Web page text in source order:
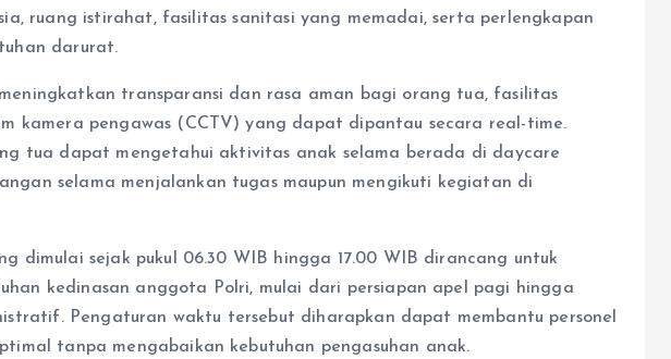
ruang istirahat, fasilitas sanitasi yang memadai, serta perlengkapan
darurat.
transparansi dan rasa aman bagi orang tua, fasilitas
kamera pengawas (CCTV) yang dapat dipantau secara real-time.
tua dapat mengetahui aktivitas anak selama berada di daycare
selama menjalankan tugas maupun mengikuti kegiatan di
dimulai sejak pukul 06.30 WIB hingga 17.00 WIB dirancang untuk
kedinasan anggota Polri, mulai dari persiapan apel pagi hingga
Pengaturan waktu tersebut diharapkan dapat membantu personel
tanpa mengabaikan kebutuhan pengasuhan anak.